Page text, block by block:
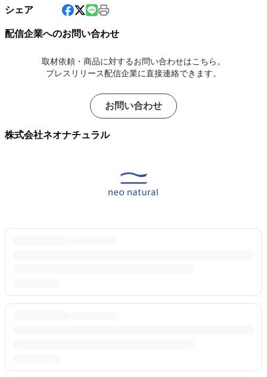
シェア
配信企業へのお問い合わせ
取材依頼・商品に対するお問い合わせはこちら。
プレスリリース配信企業に直接連絡できます。
お問い合わせ
株式会社ネオナチュラル